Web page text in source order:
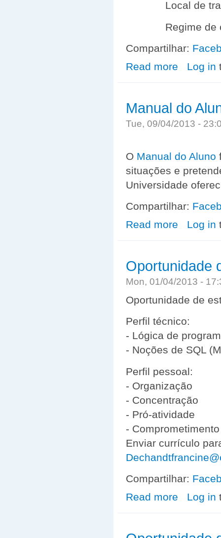
Local de
Regime de
Compartilhar:
Read more about
Log in
Manual do
Tue, 09/04/2013 -
O Manual do Aluno
situações e
Universidade
Compartilhar:
Read more about Manual
Log in
Oportunidade
Mon, 01/04/2013 -
Oportunidade de
Perfil técnico:
- Lógica de
- Noções de SQL
Perfil pessoal:
- Organização
- Concentração
- Pró-atividade
- Comprometimento
Enviar currículo
Dechandt
Compartilhar:
Read more about
Log in